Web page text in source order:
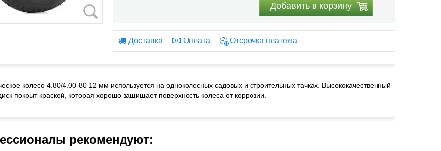
Добавить в корзину
Доставка Оплата Отсрочка платежа
колесо 4.80/4.00-80 12 мм используется на одноколесных садовых и строительных тачках. Высококачественный
покрыт краской, которая хорошо защищает поверхность колеса от коррозии.
рекомендуют: